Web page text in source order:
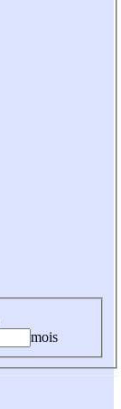
mois